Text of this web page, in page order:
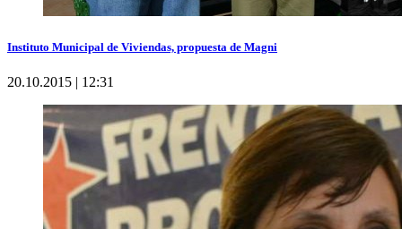
Instituto Municipal de Viviendas, propuesta de Magni
20.10.2015 | 12:31